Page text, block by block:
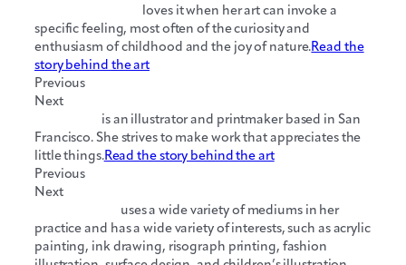
loves it when her art can invoke a
specific feeling, most often of the curiosity and
enthusiasm of childhood and the joy of nature.Read the
story behind the art
Previous
Next
is an illustrator and printmaker based in San
Francisco. She strives to make work that appreciates the
little things.Read the story behind the art
Previous
Next
uses a wide variety of mediums in her
practice and has a wide variety of interests, such as acrylic
painting, ink drawing, risograph printing, fashion